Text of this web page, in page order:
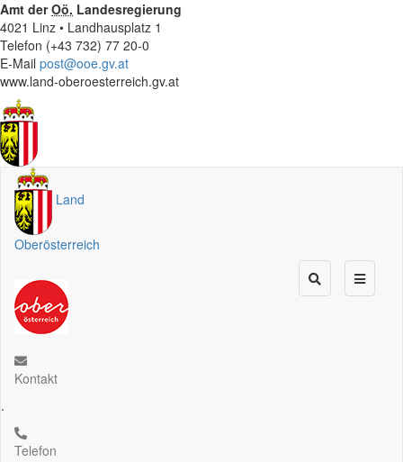
Amt derOö. Landesregierung
4021 Linz • Landhausplatz 1
Telefon (+43 732) 77 20-0
E-Mail post@ooe.gv.at
www.land-oberoesterreich.gv.at
Land
Oberösterreich
Kontakt
.
Telefon